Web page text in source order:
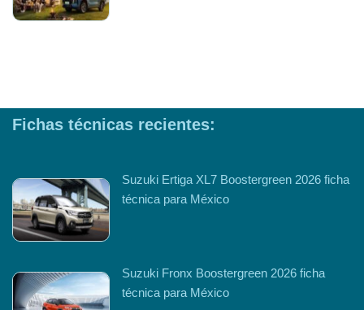
Fichas técnicas recientes:
Suzuki Ertiga XL7 Boostergreen 2026 ficha
técnica para México
Suzuki Fronx Boostergreen 2026 ficha
técnica para México